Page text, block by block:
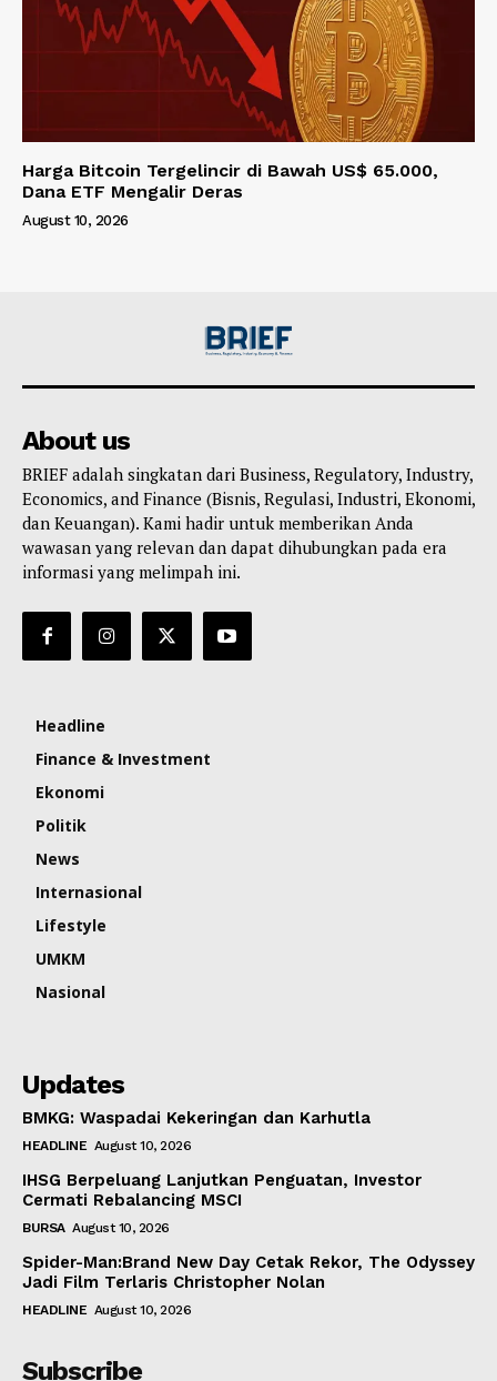
Harga Bitcoin Tergelincir di Bawah US$ 65.000,
Dana ETF Mengalir Deras
August 10, 2026
About us
BRIEF adalah singkatan dari Business, Regulatory, Industry,
Economics, and Finance (Bisnis, Regulasi, Industri, Ekonomi,
dan Keuangan). Kami hadir untuk memberikan Anda
wawasan yang relevan dan dapat dihubungkan pada era
informasi yang melimpah ini.
Headline
Finance & Investment
Ekonomi
Politik
News
Internasional
Lifestyle
UMKM
Nasional
Updates
BMKG: Waspadai Kekeringan dan Karhutla
HEADLINE August 10, 2026
IHSG Berpeluang Lanjutkan Penguatan, Investor
Cermati Rebalancing MSCI
BURSA August 10, 2026
Spider-Man:Brand New Day Cetak Rekor, The Odyssey
Jadi Film Terlaris Christopher Nolan
HEADLINE August 10, 2026
Subscribe